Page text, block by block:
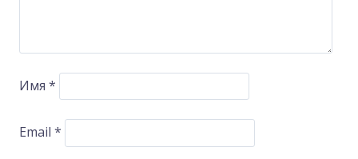
Имя *
Email *